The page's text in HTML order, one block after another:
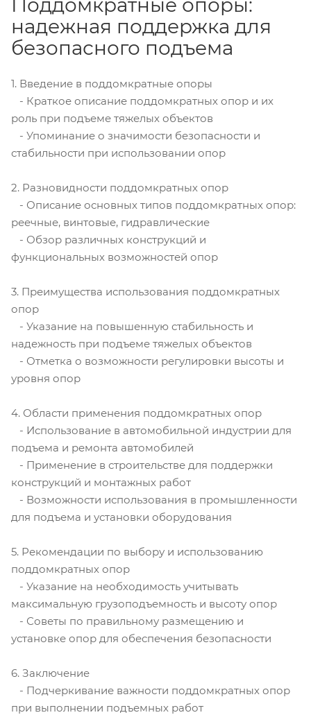
Поддомкратные опоры:
надежная поддержка для
безопасного подъема
1. Введение в поддомкратные опоры
- Краткое описание поддомкратных опор и их
роль при подъеме тяжелых объектов
- Упоминание о значимости безопасности и
стабильности при использовании опор
2. Разновидности поддомкратных опор
- Описание основных типов поддомкратных опор:
реечные, винтовые, гидравлические
- Обзор различных конструкций и
функциональных возможностей опор
3. Преимущества использования поддомкратных
опор
- Указание на повышенную стабильность и
надежность при подъеме тяжелых объектов
- Отметка о возможности регулировки высоты и
уровня опор
4. Области применения поддомкратных опор
- Использование в автомобильной индустрии для
подъема и ремонта автомобилей
- Применение в строительстве для поддержки
конструкций и монтажных работ
- Возможности использования в промышленности
для подъема и установки оборудования
5. Рекомендации по выбору и использованию
поддомкратных опор
- Указание на необходимость учитывать
максимальную грузоподъемность и высоту опор
- Советы по правильному размещению и
установке опор для обеспечения безопасности
6. Заключение
- Подчеркивание важности поддомкратных опор
при выполнении подъемных работ